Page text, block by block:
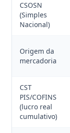
CSOSN
(Simples
Nacional)
Origem da
mercadoria
CST
PIS/COFINS
(lucro real
cumulativo)